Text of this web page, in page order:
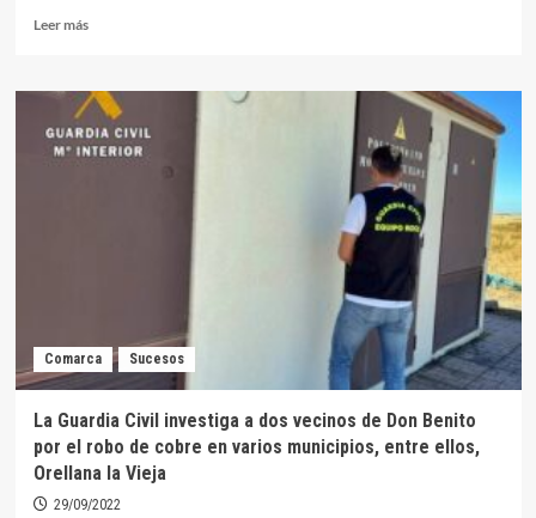
sequía
Leer másLeer
Los
técnicos
de
Consumo
Comarca Sucesos
La Guardia Civil investiga a dos vecinos de Don Benito
por el robo de cobre en varios municipios, entre ellos,
Orellana la Vieja
29/09/2022